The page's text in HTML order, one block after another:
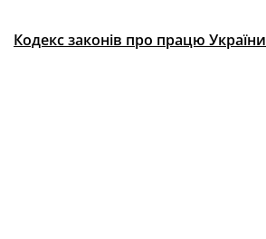
Кодекс законів про працю України